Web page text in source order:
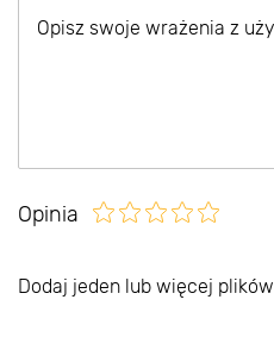
Opinia
Dodaj jeden lub więcej plików